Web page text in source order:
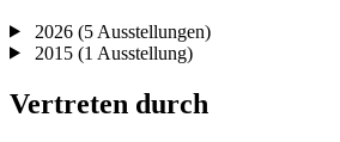
2026 (5 Ausstellungen)
2015 (1 Ausstellung)
Vertreten durch